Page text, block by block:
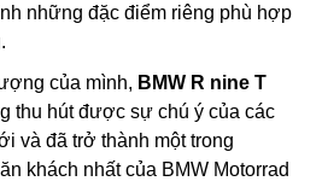
những đặc điểm riêng phù hợp
của mình, BMW R nine T
thu hút được sự chú ý của các
và đã trở thành một trong
khách nhất của BMW Motorrad